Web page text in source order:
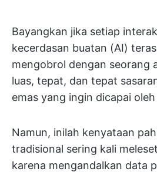
Bayangkan jika setiap
kecerdasan buatan (AI)
mengobrol dengan seorang
luas, tepat, dan tepat
emas yang ingin dicapai
Namun, inilah kenyataan
tradisional sering kali
karena mengandalkan data